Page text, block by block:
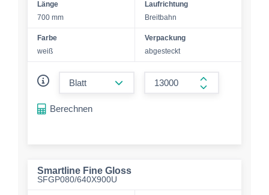
Länge
700 mm
Laufrichtung
Breitbahn
Farbe
weiß
Verpackung
abgesteckt
form.increase-
Berechnen
Smartline Fine Gloss
SFGP080/640X900U